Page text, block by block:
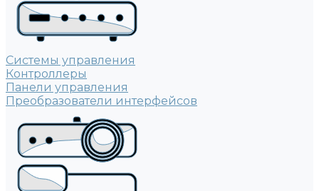
Системы управления
Контроллеры
Панели управления
Преобразователи интерфейсов